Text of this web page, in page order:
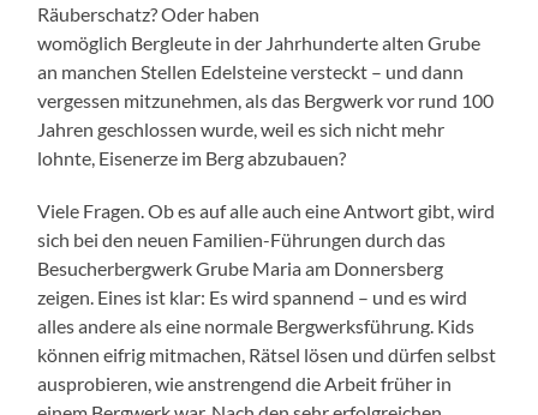
Räuberschatz? Oder haben
womöglich Bergleute in der Jahrhunderte alten Grube
an manchen Stellen Edelsteine versteckt – und dann
vergessen mitzunehmen, als das Bergwerk vor rund 100
Jahren geschlossen wurde, weil es sich nicht mehr
lohnte, Eisenerze im Berg abzubauen?
Viele Fragen. Ob es auf alle auch eine Antwort gibt, wird
sich bei den neuen Familien-Führungen durch das
Besucherbergwerk Grube Maria am Donnersberg
zeigen. Eines ist klar: Es wird spannend – und es wird
alles andere als eine normale Bergwerksführung. Kids
können eifrig mitmachen, Rätsel lösen und dürfen selbst
ausprobieren, wie anstrengend die Arbeit früher in